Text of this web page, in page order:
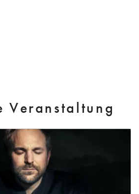
Veranstaltung